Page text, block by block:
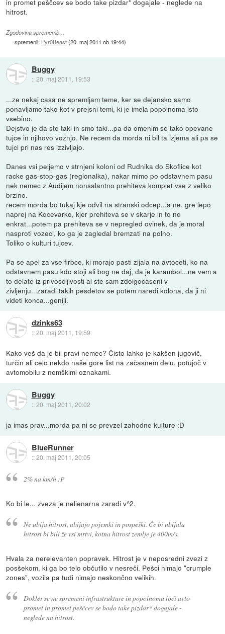
hitrost.
Zgodovina sprememb…
spremenil: Pyr0Beast(20. maj 2011 ob 19:44)
Buggy
::20. maj 2011, 19:53
...ze nekaj casa ne spremljam teme, ker se dejansko samo
ponavljamo tako kot v prejsni temi, ki je imela popolnoma isto
vsebino.
Dejstvo je da ste taki in smo taki...pa da omenim se tako opevane
tujce in njihovo voznjo. Ne recem da morda ni bil ta izjema ali pa se
tujci pri nas res izzivljajo.
Danes vsi peljemo v strnjeni koloni od Rudnika do Skoflice kot
racke gas-stop-gas (regionalka), nakar mimo po odstavnem pasu
nek nemec z Audijem nonsalantno prehiteva komplet vse z veliko
brzino.
recem morda bo tukaj kje odvil na stranski odcep...a ne, gre lepo
naprej na Kocevarko, kjer prehiteva se v skarje in to ne
enkrat...potem pa prehiteva se v nepregled ovinek, da je moral
nasproti vozeci, ko ga je zagledal bremzati na polno.
Toliko o kulturi tujcev.
Pa se apel za vse firbce, ki morajo pasti zijala na avtoceti, ko na
odstavnem pasu kdo stoji ali bog ne daj, da je karambol...ne vem a
to delate iz privoscljivosti al ste sam zdolgocaseni v
zivljenju...zaradi takih pesdetov se potem naredi kolona, da ji ni
videti konca...geniji.
dzinks63
::20. maj 2011, 19:59
Kako veš da je bil pravi nemec? Čisto lahko je kakšen jugovič,
turčin ali celo nekdo naše gore list na začasnem delu, potujoč v
avtomobilu z nemškimi oznakami.
Buggy
::20. maj 2011, 20:02
ja imas prav...morda pa ni se prevzel zahodne kulture :D
BlueRunner
::20. maj 2011, 20:05
2% na km/h :P
Ko bi le... zveza je nelienarna zaradi v^2.
Ne ubija hitrost, ubijajo pojemki in pospeški. Če bi ubijala
hitrost bi bili že vsi mrtvi, kotna hitrost zemlje je 400m/s.
Hvala za nerelevanten popravek. Hitrost je v neposredni zvezi z
posšekom, ki ga bo telo občutilo v nesreči. Pešci nimajo "crumple
zones", vozila pa tudi nimajo neskončno velikih.
Dokler se ne spremeni infrastrukture in popolnoma loči avto
promet in promet peščcev se bodo take pizdar* dogajale -
neglede na hitrost.